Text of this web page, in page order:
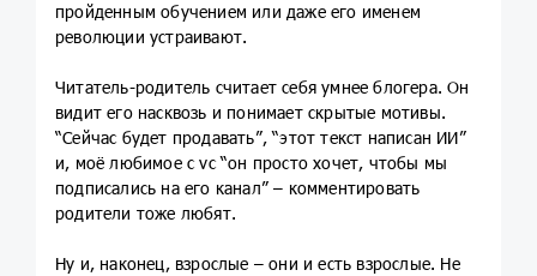
пройденным обучением или даже его именем
революции устраивают.
Читатель-родитель считает себя умнее блогера. Он
видит его насквозь и понимает скрытые мотивы.
“Сейчас будет продавать”, “этот текст написан ИИ”
и, моё любимое с vc “он просто хочет, чтобы мы
подписались на его канал” – комментировать
родители тоже любят.
Ну и, наконец, взрослые – они и есть взрослые. Не